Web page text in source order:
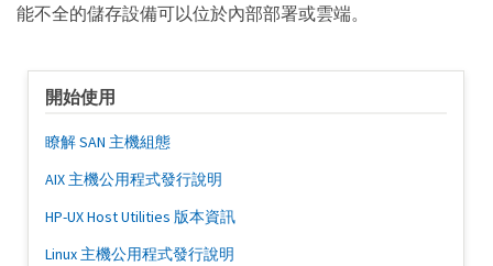
能不全的儲存設備可以位於內部部署或雲端。
開始使用
瞭解 SAN 主機組態
AIX 主機公用程式發行說明
HP-UX Host Utilities 版本資訊
Linux 主機公用程式發行說明